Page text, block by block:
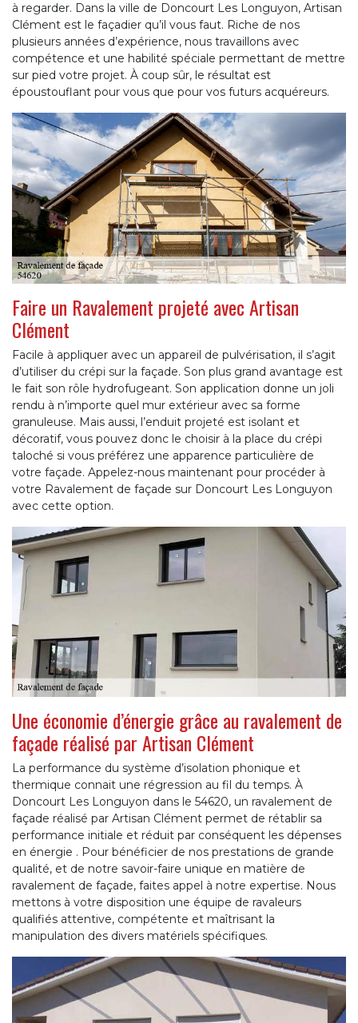
à regarder. Dans la ville de Doncourt Les Longuyon, Artisan
Clément est le façadier qu’il vous faut. Riche de nos
plusieurs années d’expérience, nous travaillons avec
compétence et une habilité spéciale permettant de mettre
sur pied votre projet. À coup sûr, le résultat est
époustouflant pour vous que pour vos futurs acquéreurs.
Faire un Ravalement projeté avec Artisan
Clément
Facile à appliquer avec un appareil de pulvérisation, il s’agit
d’utiliser du crépi sur la façade. Son plus grand avantage est
le fait son rôle hydrofugeant. Son application donne un joli
rendu à n’importe quel mur extérieur avec sa forme
granuleuse. Mais aussi, l’enduit projeté est isolant et
décoratif, vous pouvez donc le choisir à la place du crépi
taloché si vous préférez une apparence particulière de
votre façade. Appelez-nous maintenant pour procéder à
votre Ravalement de façade sur Doncourt Les Longuyon
avec cette option.
Une économie d’énergie grâce au ravalement de
façade réalisé par Artisan Clément
La performance du système d’isolation phonique et
thermique connait une régression au fil du temps. À
Doncourt Les Longuyon dans le 54620, un ravalement de
façade réalisé par Artisan Clément permet de rétablir sa
performance initiale et réduit par conséquent les dépenses
en énergie . Pour bénéficier de nos prestations de grande
qualité, et de notre savoir-faire unique en matière de
ravalement de façade, faites appel à notre expertise. Nous
mettons à votre disposition une équipe de ravaleurs
qualifiés attentive, compétente et maîtrisant la
manipulation des divers matériels spécifiques.